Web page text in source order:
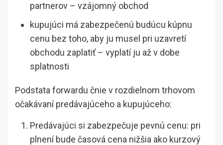
partnerov – vzájomný obchod
kupujúci má zabezpečenú budúcu kúpnu
cenu bez toho, aby ju musel pri uzavretí
obchodu zaplatiť – vyplatí ju až v dobe
splatnosti
Podstata forwardu čnie v rozdielnom trhovom
očakávaní predávajúceho a kupujúceho:
Predávajúci si zabezpečuje pevnú cenu: pri
plnení bude časová cena nižšia ako kurzový